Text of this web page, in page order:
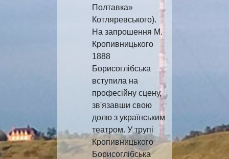
Полтавка»
Котляревського).
На запрошення М.
Кропивницького
1888
Борисоглібська
вступила на
професійну сцену,
зв'язавши свою
долю з українським
театром. У трупі
Кропивницького
Борисоглібська